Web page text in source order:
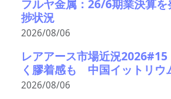
フルヤ金属：26/6期業決算
捗状況
2026/08/06
レアアース市場近況
く膠着感も 中国イットリウ
2026/08/06